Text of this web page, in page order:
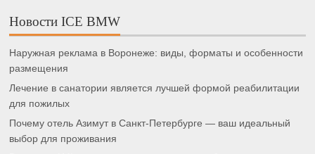
Новости ICE BMW
Наружная реклама в Воронеже: виды, форматы и особенности
размещения
Лечение в санатории является лучшей формой реабилитации
для пожилых
Почему отель Азимут в Санкт-Петербурге — ваш идеальный
выбор для проживания